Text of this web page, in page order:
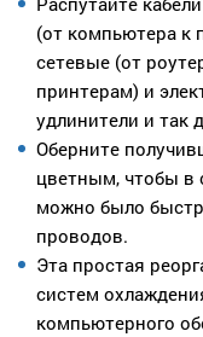
(от компьютера к
сетевые (от
принтерам) и
удлинители и так
Оберните
цветным, чтобы в
можно было
проводов.
Эта простая
систем
компьютерного